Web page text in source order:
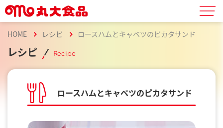
HOME レシピ ロースハムとキャベツのピカタサンド
レシピ Recipe
ロースハムとキャベツのピカタサンド